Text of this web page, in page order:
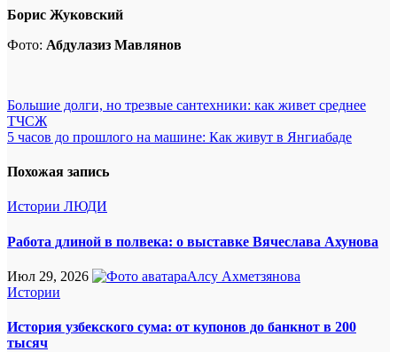
Борис Жуковский
Фото: Абдулазиз Мавлянов
Навигация
по
Большие долги, но трезвые сантехники: как живет среднее
ТЧСЖ
5 часов до прошлого на машине: Как живут в Янгиабаде
Похожая запись
Истории ЛЮДИ
Работа длиной в полвека: о выставке Вячеслава Ахунова
Июл 29, 2026
Алсу Ахметзянова
Истории
История узбекского сума: от купонов до банкнот в 200
тысяч